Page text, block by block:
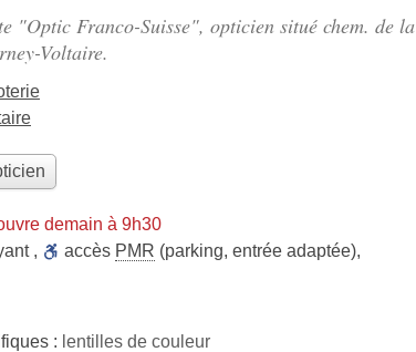
"Optic Franco-Suisse", opticien situé chem. de la
Voltaire.
demain à 9h30
, accès PMR (parking, entrée adaptée),
: lentilles de couleur